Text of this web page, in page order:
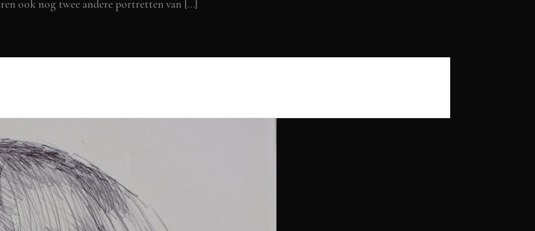
ook nog twee andere portretten van […]